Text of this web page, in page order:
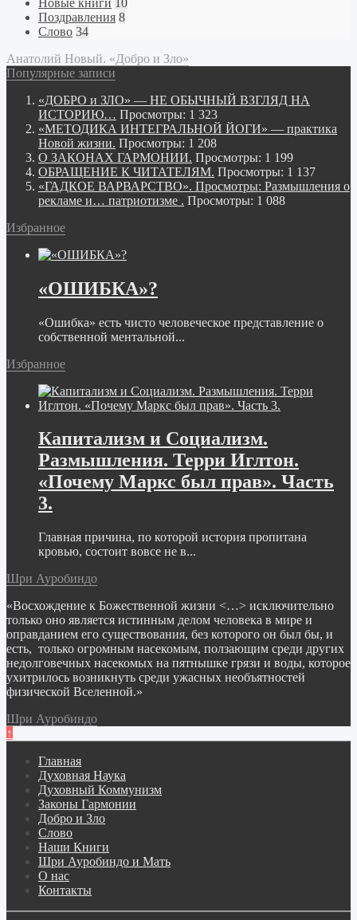
Поздравления 8
Слово 34
Анатолий Новый. «Добро и Зло»
Популярные записи
«ДОБРО и ЗЛО» — НЕ ОБЫЧНЫЙ ВЗГЛЯД НА
ИСТОРИЮ… Просмотры: 1 323
«МЕТОДИКА ИНТЕГРАЛЬНОЙ ЙОГИ» — практика
Новой жизни. Просмотры: 1 208
О ЗАКОНАХ ГАРМОНИИ. Просмотры: 1 199
ОБРАЩЕНИЕ К ЧИТАТЕЛЯМ. Просмотры: 1 137
«ГАДКОЕ ВАРВАРСТВО». Просмотры: Размышления о
рекламе и… патриотизме . Просмотры: 1 088
Избранное
«ОШИБКА»?
«Ошибка» есть чисто человеческое представление о
собственной ментальной...
Избранное
Капитализм и Социализм.
Размышления. Терри Иглтон.
«Почему Маркс был прав». Часть
3.
Главная причина, по которой история пропитана
кровью, состоит вовсе не в...
Шри Ауробиндо
«Восхождение к Божественной жизни <…> исключительно
только оно является истинным делом человека в мире и
оправданием его существования, без которого он был бы, и
есть, только огромным насекомым, ползающим среди других
недолговечных насекомых на пятнышке грязи и воды, которое
ухитрилось возникнуть среди ужасных необъятностей
физической Вселенной.»
Шри Ауробиндо
↑
Главная
Духовная Наука
Духовный Коммунизм
Законы Гармонии
Добро и Зло
Слово
Наши Книги
Шри Ауробиндо и Мать
О нас
Контакты